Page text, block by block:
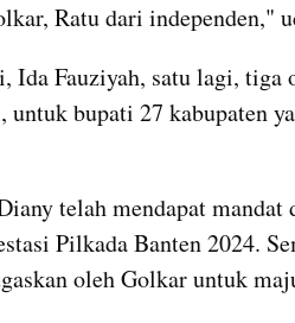
Ratu dari independen,"
Fauziyah, satu lagi, tiga
bupati 27 kabupaten
telah mendapat mandat
Pilkada Banten 2024.
oleh Golkar untuk